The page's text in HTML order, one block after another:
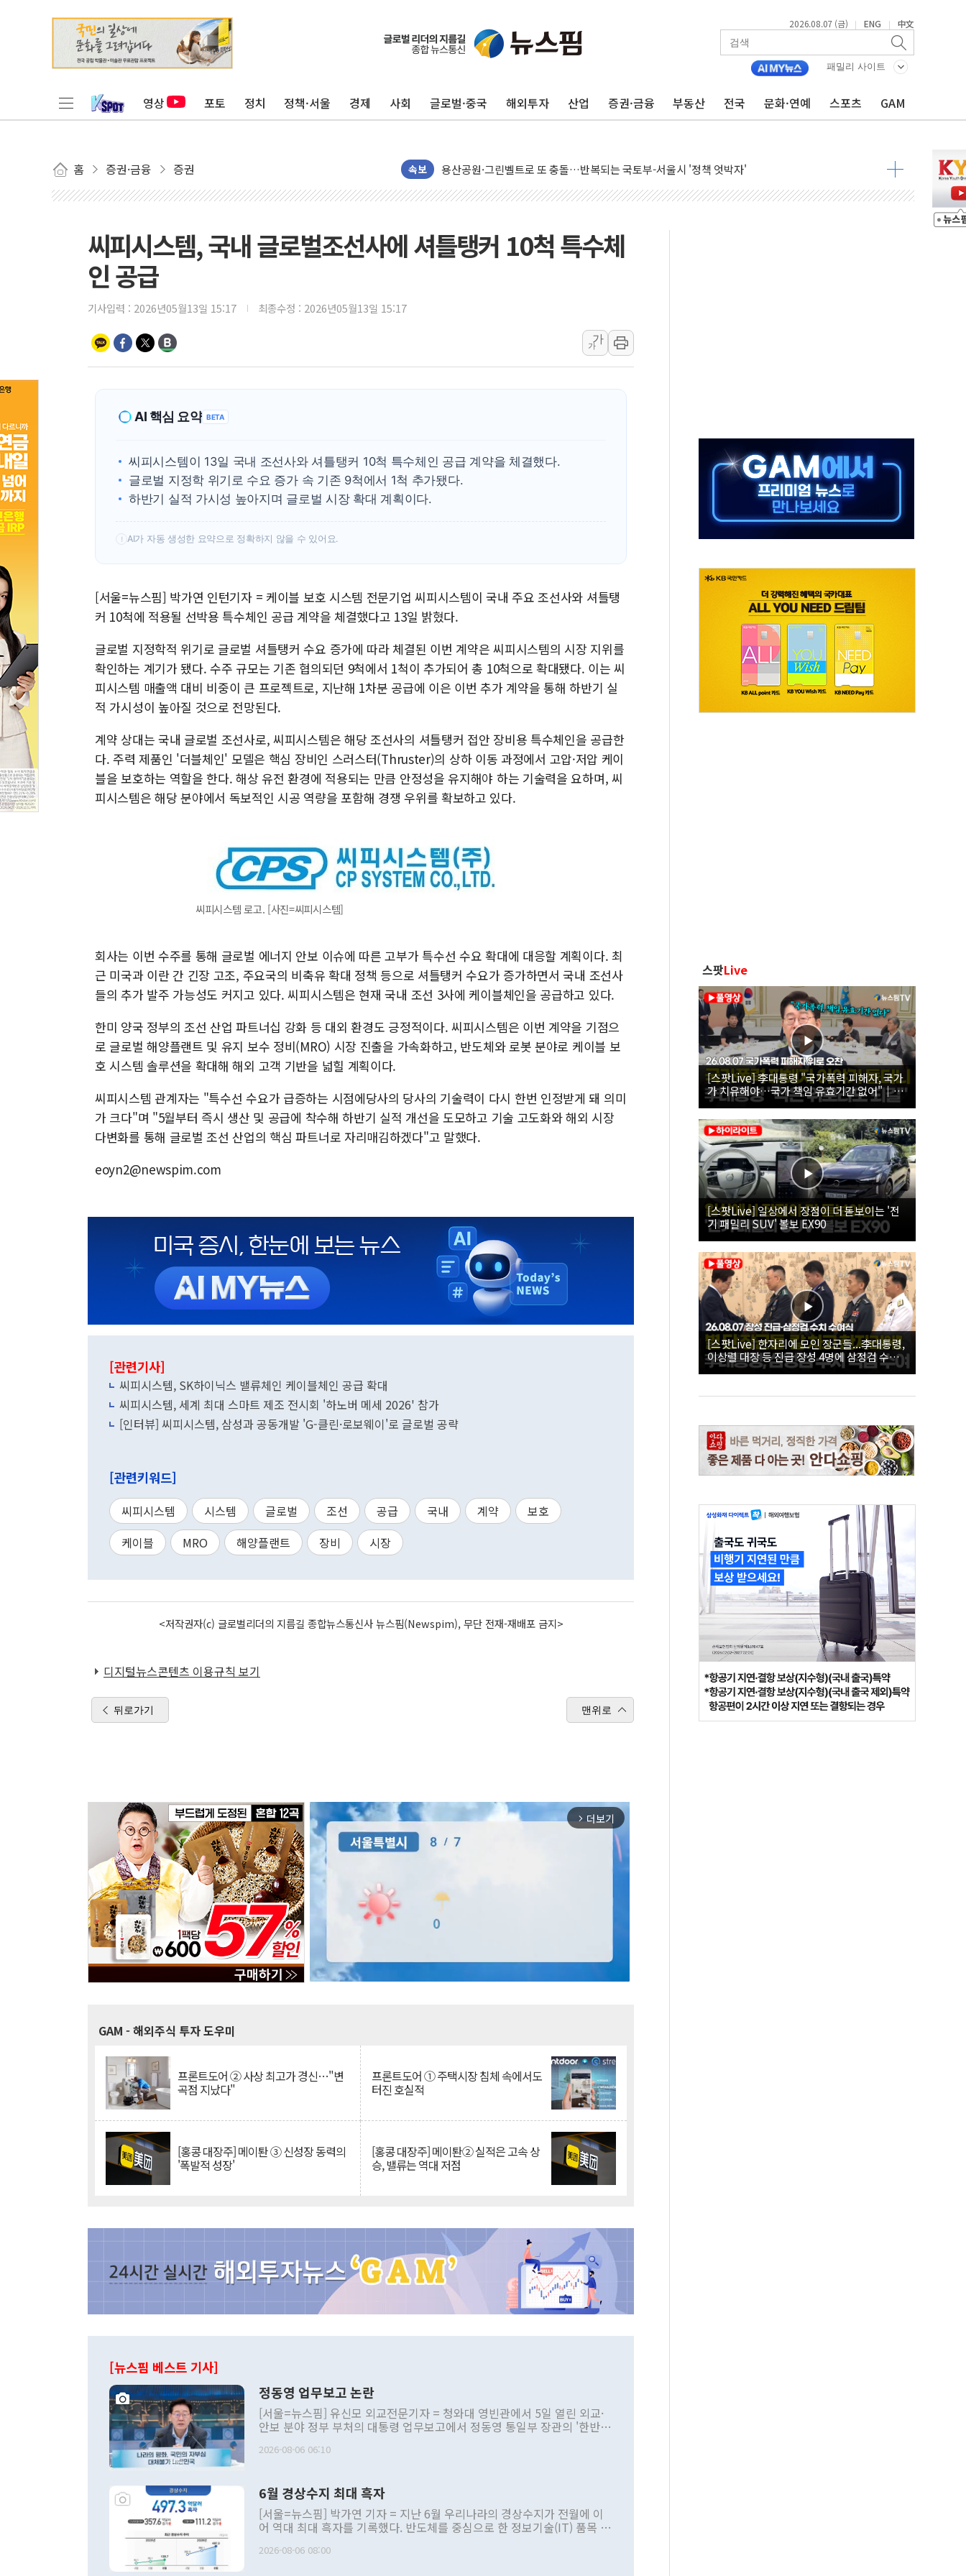
2026.08.07 (금) | ENG | 中文
패밀리 사이트
영상 포토 정치 정책·서울 경제 사회 글로벌·중국 해외투자 산업 증권·금융 부동산 전국 문화·연예 스포츠 GAM
홈 증권·금융 증권 속보
[인도증시] 중동 불안 속 유가 상승에 소폭 하락...금융주 낙폭 커
폭염 누그러지고 가뭄 숙지나...경북동해안권 8~9일 최대 100mm 호우
사우디·튀르키예·파키스탄, '공동방위협정' 체결… 수니파 국가들의 새 안보 협력 구도
용산공원·그린벨트로 또 충돌…반복되는 국토부-서울시 '정책 엇박자'
[AI 부동산 투데이] 특공 전략도 '극과 극'…생애최초만 경쟁 치열
[베트남 증시] 유동성 부진 지속, 강보합 마감...석유·가스주 올랐지만 빈그룹이 상쇄
'찜통더위'에 전력수요 역대 최고치 경신…한낮 총수요 104.3GW 기록
포스코홀딩스, 포스코인터·DX 지분 일부 매각
태국 학교서 중학생 총기 난사...최소 7명 사망
'변기 수리' 집주인에게 흉기 휘두른 30대 세입자…경찰, 현행범 체포
씨피시스템, 국내 글로벌조선사에 셔틀탱커 10척 특수체
인 공급
기사입력 : 2026년05월13일 15:17 최종수정 : 2026년05월13일 15:17
가
가
AI 핵심 요약 BETA
씨피시스템이 13일 국내 조선사와 셔틀탱커 10척 특수체인 공급 계약을 체결했다.
글로벌 지정학 위기로 수요 증가 속 기존 9척에서 1척 추가됐다.
하반기 실적 가시성 높아지며 글로벌 시장 확대 계획이다.
! AI가 자동 생성한 요약으로 정확하지 않을 수 있어요.
[서울=뉴스핌] 박가연 인턴기자 = 케이블 보호 시스템 전문기업 씨피시스템이 국내 주요 조선사와 셔틀탱
커 10척에 적용될 선박용 특수체인 공급 계약을 체결했다고 13일 밝혔다.
글로벌 지정학적 위기로 글로벌 셔틀탱커 수요 증가에 따라 체결된 이번 계약은 씨피시스템의 시장 지위를
확인하는 계기가 됐다. 수주 규모는 기존 협의되던 9척에서 1척이 추가되어 총 10척으로 확대됐다. 이는 씨
피시스템 매출액 대비 비중이 큰 프로젝트로, 지난해 1차분 공급에 이은 이번 추가 계약을 통해 하반기 실
적 가시성이 높아질 것으로 전망된다.
계약 상대는 국내 글로벌 조선사로, 씨피시스템은 해당 조선사의 셔틀탱커 접안 장비용 특수체인을 공급한
다. 주력 제품인 '더블체인' 모델은 핵심 장비인 스러스터(Thruster)의 상하 이동 과정에서 고압·저압 케이
블을 보호하는 역할을 한다. 해상 유전 환경에 적용되는 만큼 안정성을 유지해야 하는 기술력을 요하며, 씨
피시스템은 해당 분야에서 독보적인 시공 역량을 포함해 경쟁 우위를 확보하고 있다.
씨피시스템 로고. [사진=씨피시스템]
회사는 이번 수주를 통해 글로벌 에너지 안보 이슈에 따른 고부가 특수선 수요 확대에 대응할 계획이다. 최
근 미국과 이란 간 긴장 고조, 주요국의 비축유 확대 정책 등으로 셔틀탱커 수요가 증가하면서 국내 조선사
들의 추가 발주 가능성도 커지고 있다. 씨피시스템은 현재 국내 조선 3사에 케이블체인을 공급하고 있다.
한미 양국 정부의 조선 산업 파트너십 강화 등 대외 환경도 긍정적이다. 씨피시스템은 이번 계약을 기점으
로 글로벌 해양플랜트 및 유지 보수 정비(MRO) 시장 진출을 가속화하고, 반도체와 로봇 분야로 케이블 보
호 시스템 솔루션을 확대해 해외 고객 기반을 넓힐 계획이다.
씨피시스템 관계자는 "특수선 수요가 급증하는 시점에당사의 당사의 기술력이 다시 한번 인정받게 돼 의미
가 크다"며 "5월부터 즉시 생산 및 공급에 착수해 하반기 실적 개선을 도모하고 기술 고도화와 해외 시장
다변화를 통해 글로벌 조선 산업의 핵심 파트너로 자리매김하겠다"고 말했다.
eoyn2@newspim.com
[관련기사]
씨피시스템, SK하이닉스 밸류체인 케이블체인 공급 확대
씨피시스템, 세계 최대 스마트 제조 전시회 '하노버 메세 2026' 참가
[인터뷰] 씨피시스템, 삼성과 공동개발 'G-클린·로보웨이'로 글로벌 공략
[관련키워드]
씨피시스템 시스템 글로벌 조선 공급 국내 계약
보호
케이블
MRO 해양플랜트 장비 시장
<저작권자(c) 글로벌리더의 지름길 종합뉴스통신사 뉴스핌(Newspim), 무단 전재-재배포 금지>
디지털뉴스콘텐츠 이용규칙 보기
뒤로가기 맨위로
arrow_forward_ios 더보기
GAM - 해외주식 투자 도우미
프론트도어 ② 사상 최고가 경신…"변
곡점 지났다"
프론트도어 ① 주택시장 침체 속에서도
터진 호실적
[홍콩 대장주] 메이퇀 ③ 신성장 동력의
'폭발적 성장'
[홍콩 대장주] 메이퇀② 실적은 고속 상
승, 밸류는 역대 저점
[뉴스핌 베스트 기사]
정동영 업무보고 논란
[서울=뉴스핌] 유신모 외교전문기자 = 청와대 영빈관에서 5일 열린 외교·
안보 분야 정부 부처의 대통령 업무보고에서 정동영 통일부 장관의 '한반도
발언 중에는 정부 내 조율을 거치지 않은 사안을 정책으로 추진하겠다고 공
주의적 희망에 근거한 비현실적 구상'이라는 비판을 내놨다. 그동안 정 장
관의 대북 정책 관련 발언이 물의를 빚은 적은 여러 번 있지만 대통령과 유
관 부처 장관이 공개적으로 부정적 입장을 표명한 것은 이례적이다. 정 장
관의 무리한 대북 접근법과 월권을 제어해야 한다는 목소리도 높아지고 있
다. [정동영 통일부 장관이 지난달 23일 오후 서울 종로구 정부서울청사에
2026-08-06 06:10
6월 경상수지 최대 흑자
[서울=뉴스핌] 박가연 기자 = 지난 6월 우리나라의 경상수지가 전월에 이
어 역대 최대 흑자를 기록했다. 반도체를 중심으로 한 정보기술(IT) 품목 수
료=한국은행] 한국은행이 6일 발표한 '2026년 6월 국제수지(잠정)'에 따르
2026-08-06 08:00
스팟Live
[스팟Live] 李대통령 "국가폭력 피해자, 국가
가 치유해야…국가 책임 유효기간 없어"｜
26.08.07 국가폭력 피해자 위로 오찬
[스팟Live] 일상에서 장점이 더 돋보이는 '전
기 패밀리 SUV' 볼보 EX90
[스팟Live] 한자리에 모인 장군들...李대통령,
이상렬 대장 등 진급 장성 4명에 삼정검 수치
직접 수여｜26.08.07 장성 진급·삼정검 수치